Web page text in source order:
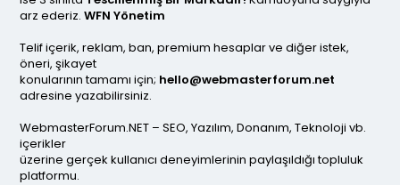
arz ederiz. WFN Yönetim
Telif içerik, reklam, ban, premium hesaplar ve diğer istek,
öneri, şikayet
konularının tamamı için; hello@webmasterforum.net
adresine yazabilirsiniz.
WebmasterForum.NET – SEO, Yazılım, Donanım, Teknoloji vb.
içerikler
üzerine gerçek kullanıcı deneyimlerinin paylaşıldığı topluluk
platformu.